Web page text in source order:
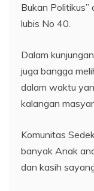
Bukan
lubis No 40.
Dalam
juga bangga
dalam waktu
kalangan
Komunitas
banyak Anak
dan kasih